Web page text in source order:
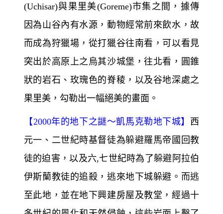
(Uchisar)與果里美(Goreme)市集之間，據傳
因為山谷內有水源，動物經常前來飲水，故
而成為狩獵場，從打獵谷往南看，可以看見
突出於高原上之烏其沙城堡，往北看，圓錐
狀的岩石、玫瑰色的脊稜，以及谷地深處之
果里美，勾勒出一幅絕美的畫面。
【2000年的地下之謎～凱馬克勒地下城】 西
元一、二世紀時基督徒為躲避羅馬帝國回教
徒的迫害，以及六,七世紀時為了躲避阿拉伯
伊斯蘭教徒的追殺，逃來地下城躲避。而逃
至此地，並在地下興建房屋及教堂，經過十